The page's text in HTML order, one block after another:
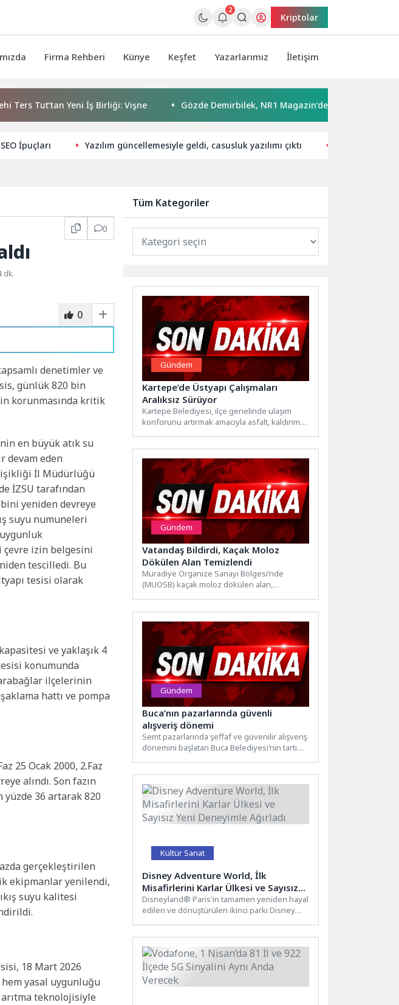
2
Kriptolar
Firma Rehberi Künye Keşfet Yazarlarımız İletişim
Tut’tan Yeni İş Birliği: Vişne Gözde Demirbilek, NR1 Magazin’de: ‘Son assolist olarak
İpuçları Yazılım güncellemesiyle geldi, casusluk yazılımı çıktı
0
dk.
0
denetimler ve
günlük 820 bin
korunmasında kritik
en büyük atık su
devam eden
İl Müdürlüğü
İZSU tarafından
yeniden devreye
suyu numuneleri
çevre izin belgesini
tescilledi. Bu
tesisi olarak
ve yaklaşık 4
konumunda
ilçelerinin
hattı ve pompa
25 Ocak 2000, 2.Faz
alındı. Son fazın
36 artarak 820
gerçekleştirilen
ekipmanlar yenilendi,
suyu kalitesi
18 Mart 2026
yasal uygunluğu
teknolojisiyle
Tüm Kategoriler
Gündem
Kartepe’de Üstyapı Çalışmaları
Aralıksız Sürüyor
Kartepe Belediyesi, ilçe genelinde ulaşım
konforunu artırmak amacıyla asfalt, kaldırım
Gündem
Vatandaş Bildirdi, Kaçak Moloz
Dökülen Alan Temizlendi
Muradiye Organize Sanayi Bölgesi’nde
(MUOSB) kaçak moloz dökülen alan,
Gündem
Buca’nın pazarlarında güvenli
alışveriş dönemi
Semt pazarlarında şeffaf ve güvenilir alışveriş
dönemini başlatan Buca Belediyesi’nin tartı
Kültür Sanat
Disney Adventure World, İlk
Misafirlerini Karlar Ülkesi ve Sayısız
Yeni Deneyimle Ağırladı
Disneyland® Paris'in tamamen yeniden hayal
edilen ve dönüştürülen ikinci parkı Disney